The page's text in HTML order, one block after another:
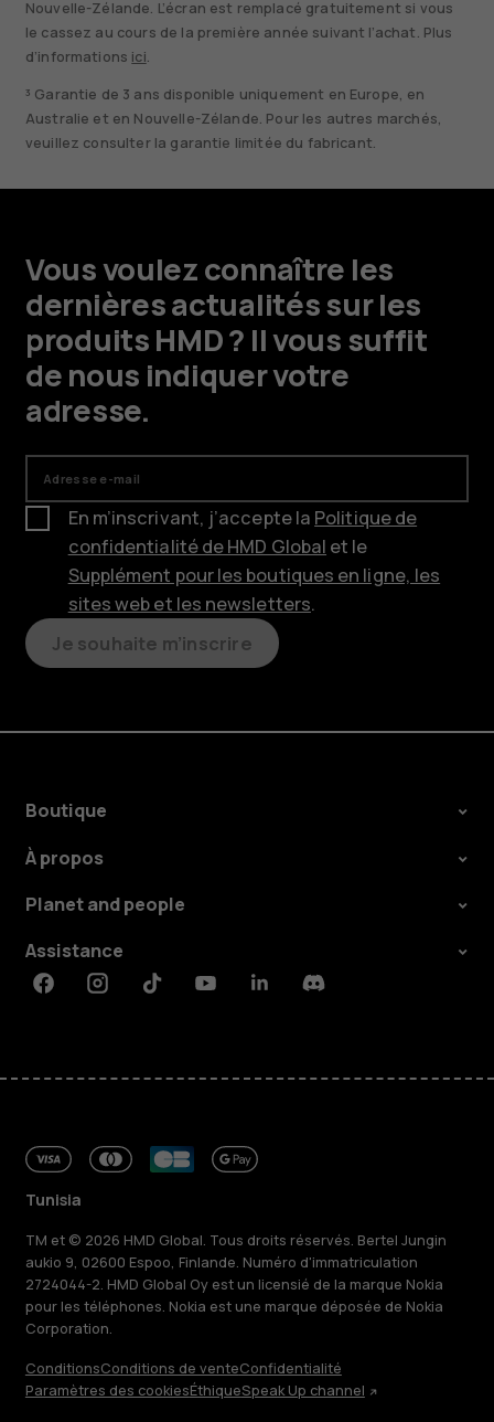
Nouvelle-Zélande. L’écran est remplacé gratuitement si vous
le cassez au cours de la première année suivant l’achat. Plus
d’informations ici.
³ Garantie de 3 ans disponible uniquement en Europe, en
Australie et en Nouvelle-Zélande. Pour les autres marchés,
veuillez consulter la garantie limitée du fabricant.
Vous voulez connaître les
dernières actualités sur les
produits HMD ? Il vous suffit
de nous indiquer votre
adresse.
Adresse e-mail
En m’inscrivant, j’accepte la Politique de
confidentialité de HMD Global et le
Supplément pour les boutiques en ligne, les
sites web et les newsletters.
Je souhaite m’inscrire
Boutique
À propos
Planet and people
Assistance
FacebookInstagramTiktokYoutubeLinkedinDiscord
Tunisia
TM et © 2026 HMD Global. Tous droits réservés. Bertel Jungin
aukio 9, 02600 Espoo, Finlande. Numéro d'immatriculation
2724044-2. HMD Global Oy est un licensié de la marque Nokia
pour les téléphones. Nokia est une marque déposée de Nokia
Corporation.
ConditionsConditions de venteConfidentialité
Paramètres des cookiesÉthiqueSpeak Up channel